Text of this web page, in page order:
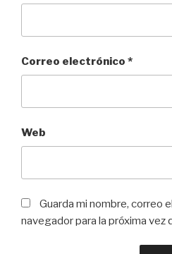
Correo electrónico *
Web
Guarda mi nombre, correo
navegador para la próxima vez